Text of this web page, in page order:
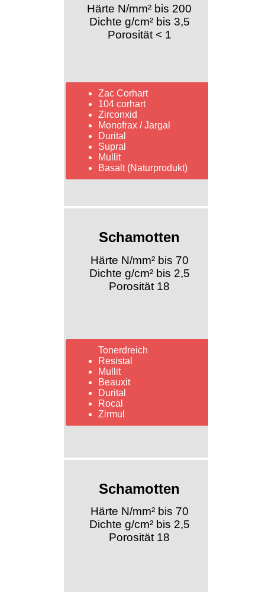
Härte N/mm² bis 200
Dichte g/cm² bis 3,5
Porosität < 1
Zac Corhart
104 corhart
Zirconxid
Monofrax / Jargal
Durital
Supral
Mullit
Basalt (Naturprodukt)
Schamotten
Härte N/mm² bis 70
Dichte g/cm² bis 2,5
Porosität 18
Tonerdreich
Resistal
Mullit
Beauxit
Durital
Rocal
Zirmul
Schamotten
Härte N/mm² bis 70
Dichte g/cm² bis 2,5
Porosität 18